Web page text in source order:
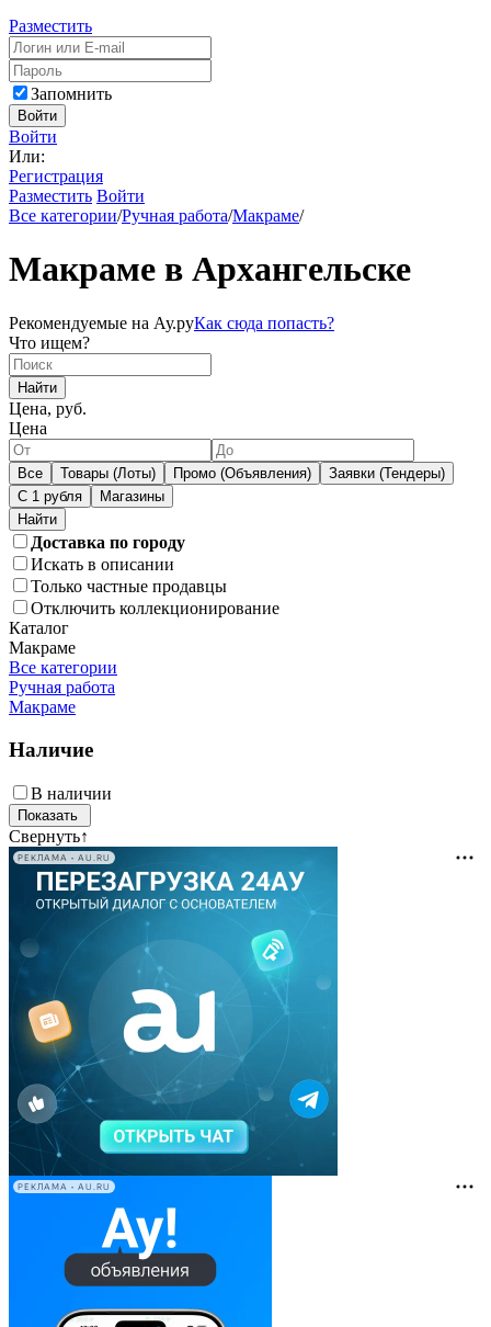
Разместить
Запомнить
Войти
Войти
Или:
Регистрация
Разместить Войти
Все категории/Ручная работа/Макраме/
Макраме в Архангельске
Рекомендуемые на Ау.руКак сюда попасть?
Что ищем?
Найти
Цена, руб.
Цена
Все Товары (Лоты) Промо (Объявления)
Заявки (Тендеры)
С 1 рубля
Магазины
Доставка по городу
Искать в описании
Только частные продавцы
Отключить коллекционирование
Каталог
Макраме
Все категории
Ручная работа
Макраме
Наличие
В наличии
Свернуть↑
РЕКЛАМА • AU.RU
РЕКЛАМА • AU.RU